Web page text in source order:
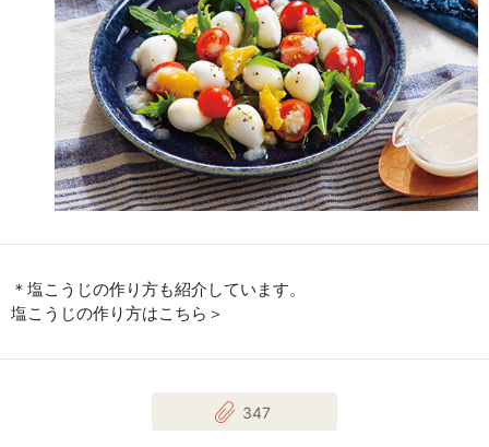
＊塩こうじの作り方も紹介しています。
塩こうじの作り方はこちら＞
347